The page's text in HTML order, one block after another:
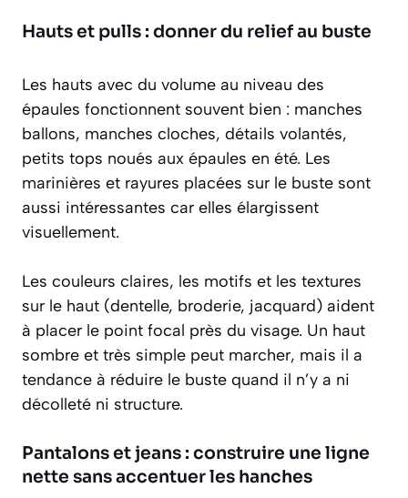
Hauts et pulls : donner du relief au buste
Les hauts avec du volume au niveau des
épaules fonctionnent souvent bien : manches
ballons, manches cloches, détails volantés,
petits tops noués aux épaules en été. Les
marinières et rayures placées sur le buste sont
aussi intéressantes car elles élargissent
visuellement.
Les couleurs claires, les motifs et les textures
sur le haut (dentelle, broderie, jacquard) aident
à placer le point focal près du visage. Un haut
sombre et très simple peut marcher, mais il a
tendance à réduire le buste quand il n’y a ni
décolleté ni structure.
Pantalons et jeans : construire une ligne
nette sans accentuer les hanches